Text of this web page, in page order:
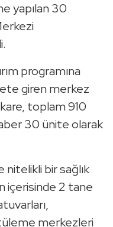
yapılan 30
programına
giren merkez
toplam 910
30 ünite olarak
nitelikli bir sağlık
içerisinde 2 tane
merkezleri